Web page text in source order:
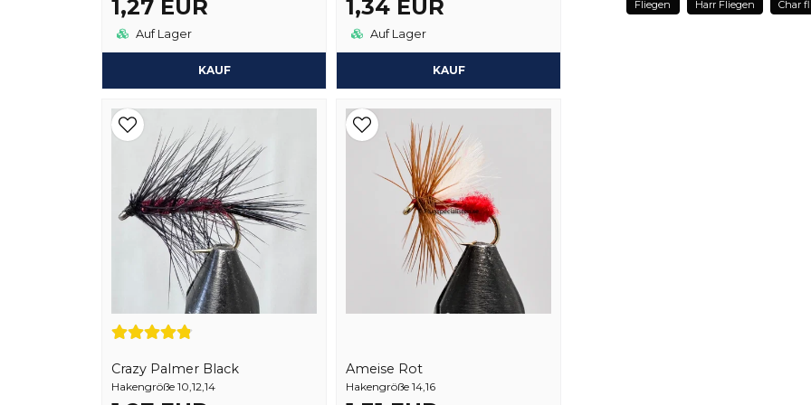
1,27 EUR
Auf Lager
KAUF
1,34 EUR
Auf Lager
KAUF
Crazy Palmer Black
Hakengröße 10,12,14
Ameise Rot
Hakengröße 14,16
Fliegen Harr Fliegen Char